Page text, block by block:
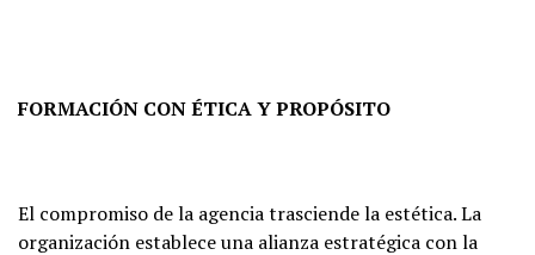
FORMACIÓN CON ÉTICA Y PROPÓSITO
El compromiso de la agencia trasciende la estética. La
organización establece una alianza estratégica con la